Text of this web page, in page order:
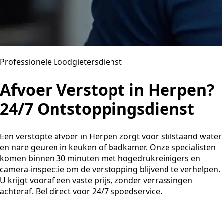
Professionele Loodgietersdienst
Afvoer Verstopt in Herpen?
24/7 Ontstoppingsdienst
Een verstopte afvoer in Herpen zorgt voor stilstaand water
en nare geuren in keuken of badkamer. Onze specialisten
komen binnen 30 minuten met hogedrukreinigers en
camera-inspectie om de verstopping blijvend te verhelpen.
U krijgt vooraf een vaste prijs, zonder verrassingen
achteraf. Bel direct voor 24/7 spoedservice.